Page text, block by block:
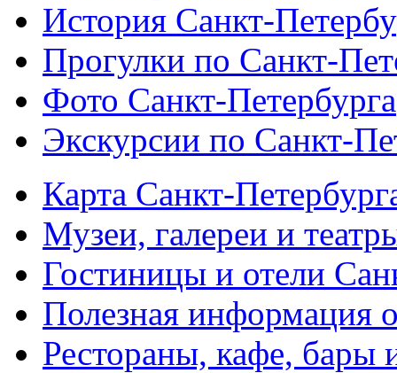
История Санкт-
Прогулки по Санкт-
Фото Санкт-Петербурга
Экскурсии по Санкт-
Карта Санкт-
Музеи, галереи и
Гостиницы и отели
Полезная информация
Рестораны, кафе, бары